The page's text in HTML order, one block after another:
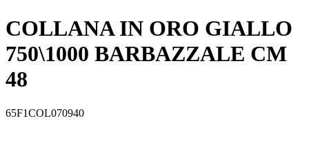
COLLANA IN ORO GIALLO
750\1000 BARBAZZALE CM
48
65F1COL070940